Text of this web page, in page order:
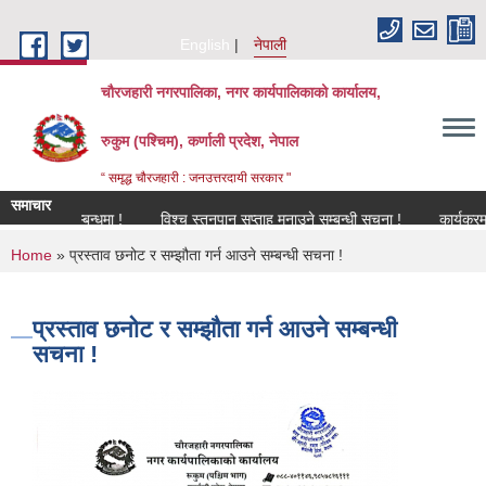
English
नेपाली
चौरजहारी नगरपालिका, नगर कार्यपालिकाको कार्यालय,
रुकुम (पश्चिम), कर्णाली प्रदेश, नेपाल
“ समृद्ध चौरजहारी : जनउत्तरदायी सरकार "
समाचार
विश्च स्तनपान सप्ताह मनाउने सम्बन्धी सूचना ! कार्यक्रममा
You are here
Home » प्रस्ताव छनोट र सम्झौता गर्न आउने सम्बन्धी सचना !
प्रस्ताव छनोट र सम्झौता गर्न आउने सम्बन्धी
सचना !